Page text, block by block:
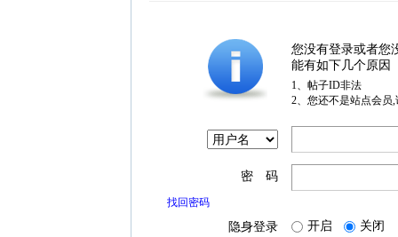
您没有登录或者您
能有如下几个原因
1、帖子ID非法
2、您还不是站点会员
密 码
找回密码
隐身登录 开启 关闭